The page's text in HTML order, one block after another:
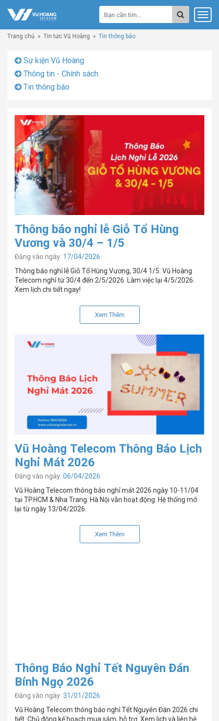
Trang chủ » Tin tức Vũ Hoàng » Tin thông báo
Sự kiện Vũ Hoàng
Thông tin - Chính sách
Tin thông báo
Thông báo nghỉ lễ Giỗ Tổ Hùng
Vương và 30/4 – 1/5
Đăng vào ngày: 17/04/2026
Thông báo nghỉ lễ Giỗ Tổ Hùng Vương, 30/4 1/5: Vũ Hoàng
Telecom nghỉ từ 30/4 đến 2/5/2026. Làm việc lại 4/5/2026.
Xem lịch chi tiết ngay!
Xem Thêm
Vũ Hoàng Telecom Thông Báo Lịch
Nghỉ Mát 2026
Đăng vào ngày: 06/04/2026
Vũ Hoàng Telecom thông báo nghỉ mát 2026 ngày 10-11/04
tại TP.HCM & Nha Trang. Hà Nội vẫn hoạt động. Hệ thống mở
lại từ ngày 13/04/2026.
Xem Thêm
Thông Báo Nghỉ Tết Nguyên Đán
Bính Ngọ 2026
Đăng vào ngày: 31/01/2026
Vũ Hoàng Telecom thông báo nghỉ Tết Nguyên Đán 2026 chi
tiết. Chủ động kế hoạch mua sắm, hỗ trợ. Xem lịch và liên hệ